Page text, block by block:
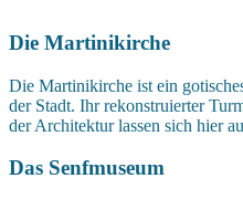
Die Martinikirche
Die Martinikirche ist ein
der Stadt. Ihr rekonstruierter
der Architektur lassen sich hier
Das Senfmuseum